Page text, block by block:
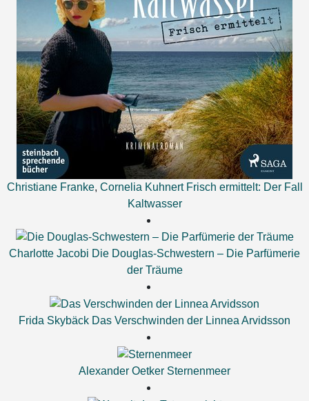
Christiane Franke, Cornelia Kuhnert Frisch ermittelt: Der Fall
Kaltwasser
Charlotte Jacobi Die Douglas-Schwestern – Die Parfümerie
der Träume
Frida Skybäck Das Verschwinden der Linnea Arvidsson
Alexander Oetker Sternenmeer